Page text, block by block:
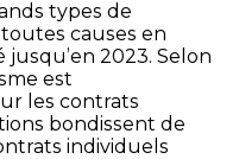
types de
causes en
2023. Selon
est
les contrats
bondissent de
individuels